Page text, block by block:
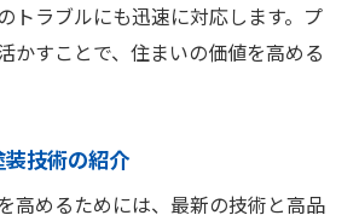
トラブルにも迅速に対応します。プ
かすことで、住まいの価値を高める
技術の紹介
高めるためには、最新の技術と高品